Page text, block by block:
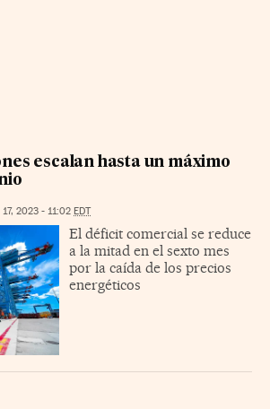
escalan hasta un máximo
17, 2023 - 11:02 EDT
El déficit comercial se reduce
a la mitad en el sexto mes
por la caída de los precios
energéticos